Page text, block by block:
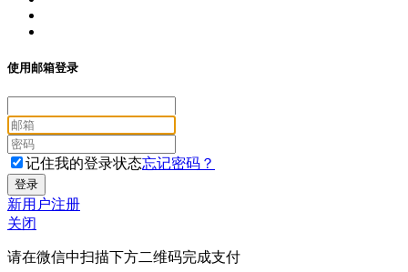
使用邮箱登录
记住我的登录状态忘记密码？
新用户注册
关闭
请在微信中扫描下方二维码完成支付